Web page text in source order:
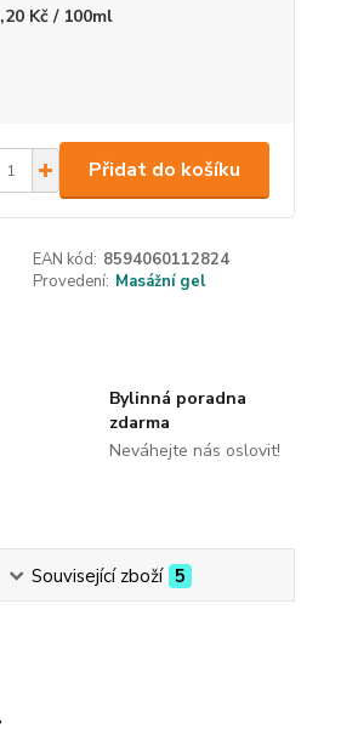
Kč / 100ml
Přidat do košíku
EAN kód: 8594060112824
Provedení: Masážní gel
Bylinná poradna
zdarma
Neváhejte nás oslovit!
Související zboží 5